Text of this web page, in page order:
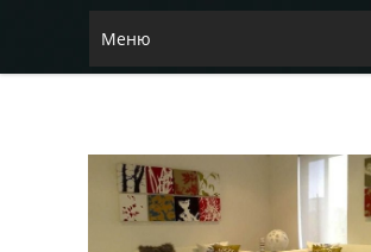
Меню